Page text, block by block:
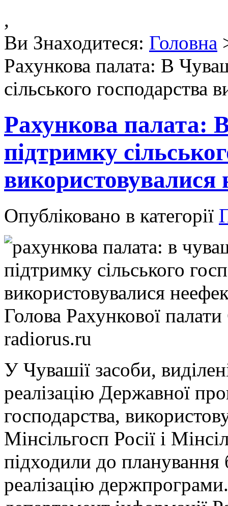
,
Ви Знаходитеся: Головна
Рахункова палата: В
сільського господарства
Рахункова палата:
підтримку
використовувалися
Опубліковано в категорії
Голова Рахункової
radiorus.ru
У Чувашії засоби,
реалізацію Державної
господарства,
Мінсільгосп Росії і
підходили до
реалізацію